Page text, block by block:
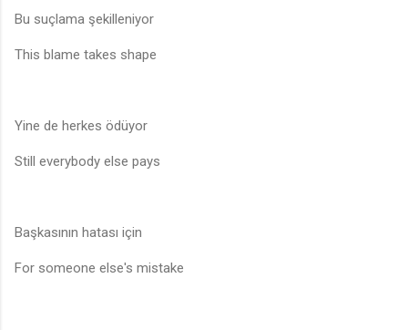
Bu suçlama şekilleniyor
This blame takes shape
Yine de herkes ödüyor
Still everybody else pays
Başkasının hatası için
For someone else's mistake